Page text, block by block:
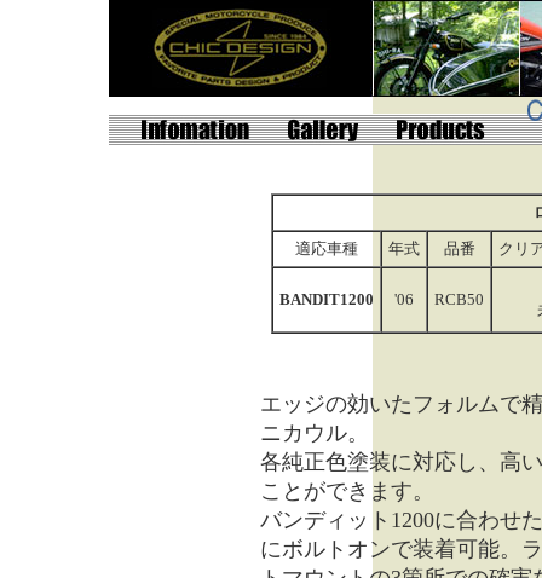
適応車種
年式 品番 クリ
BANDIT1200 '06 RCB50
エッジの効いたフォルムで
ニカウル。
各純正色塗装に対応し、高
ことができます。
バンディット1200に合わせ
にボルトオンで装着可能。